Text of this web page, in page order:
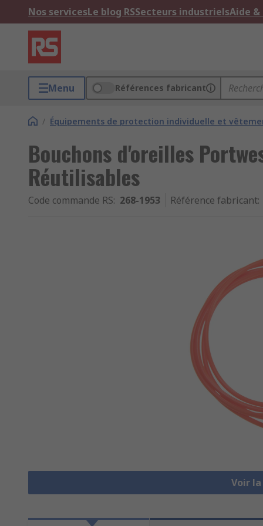
Nos servicesLe blog RSSecteurs industrielsAide
Menu Références fabricant
/ Équipements de protection individuelle et
Bouchons d'oreilles
Réutilisables
Code commande RS: 268-1953 Référence fabricant:
Voir